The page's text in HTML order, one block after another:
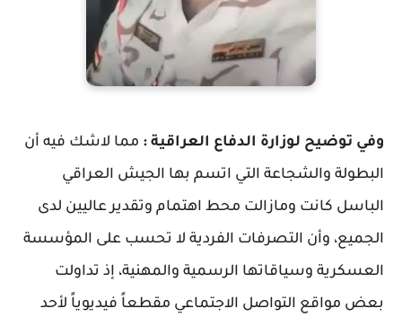
وفي توضيح لوزارة الدفاع العراقية : مما لاشك فيه أن
البطولة والشجاعة التي اتسم بها الجيش العراقي
الباسل كانت ومازالت محط اهتمام وتقدير عاليين لدى
الجميع، وأن التصرفات الفردية لا تحسب على المؤسسة
العسكرية وسياقاتها الرسمية والمهنية، إذ تداولت
بعض مواقع التواصل الاجتماعي مقطعاً فيديوياً لأحد